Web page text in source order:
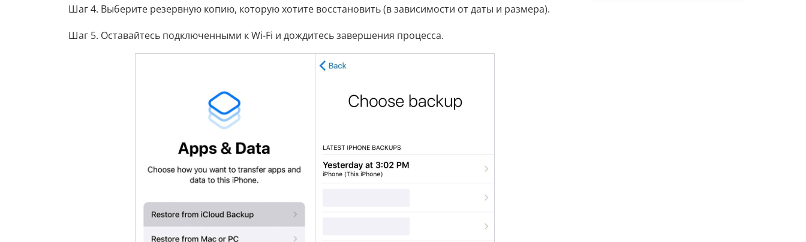
Шаг 4. Выберите резервную копию, которую хотите восстановить (в зависимости от даты и размера).
Шаг 5. Оставайтесь подключенными к Wi-Fi и дождитесь завершения процесса.